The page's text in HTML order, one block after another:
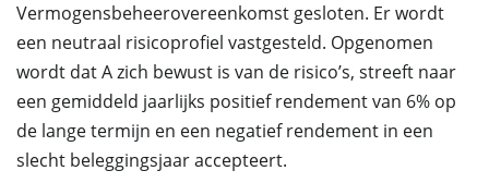
Vermogensbeheerovereenkomst gesloten. Er wordt
een neutraal risicoprofiel vastgesteld. Opgenomen
wordt dat A zich bewust is van de risico’s, streeft naar
een gemiddeld jaarlijks positief rendement van 6% op
de lange termijn en een negatief rendement in een
slecht beleggingsjaar accepteert.